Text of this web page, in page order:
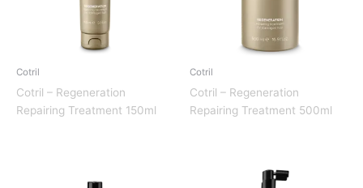
Cotril
Cotril – Regeneration
Repairing Treatment 150ml
Cotril
Cotril – Regeneration
Repairing Treatment 500ml